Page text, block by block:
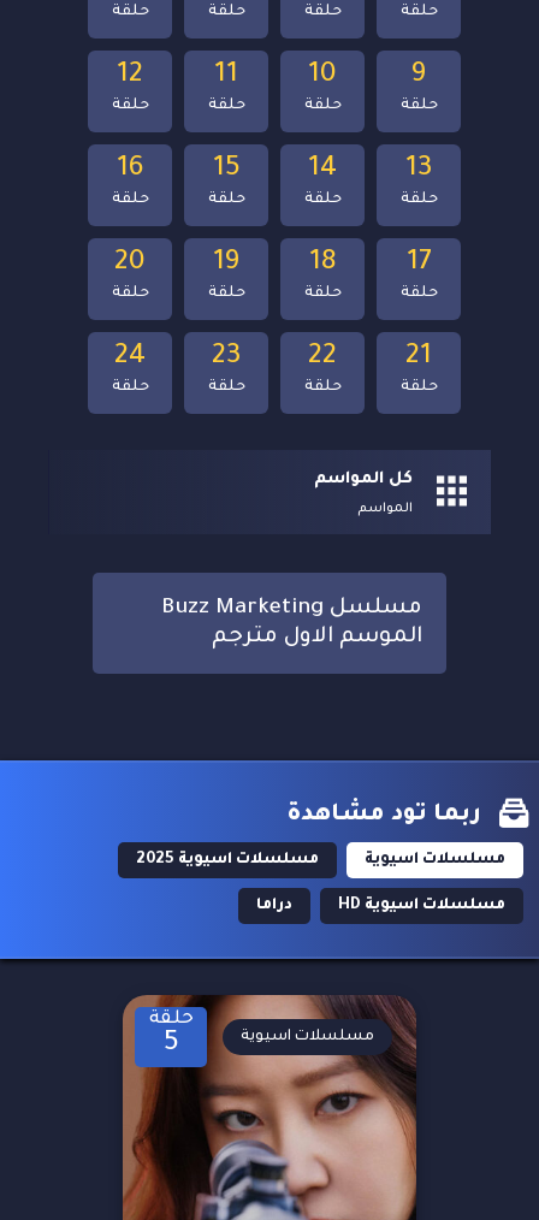
24
حلقة
23
حلقة
22
حلقة
21
حلقة
20
حلقة
19
حلقة
18
حلقة
17
حلقة
16
حلقة
15
حلقة
14
حلقة
13
حلقة
12
حلقة
11
حلقة
10
حلقة
9
حلقة
حلقة حلقة حلقة حلقة
كل المواسم
المواسم
مسلسل Buzz Marketing
الموسم الاول مترجم
ربما تود مشاهدة
مسلسلات اسيوية مسلسلات اسيوية 2025
مسلسلات اسيوية HD دراما
حلقة
5 مسلسلات اسيوية